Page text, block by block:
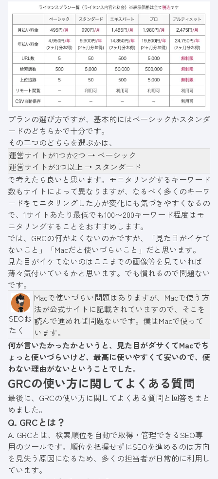
プランの選び方ですが、基本的にはベーシックかスタンダ
ードのどちらかで十分です。
その二つのどちらを選ぶかは、
運営サイトが1つか2つ → ベーシック
運営サイトが3つ以上 → スタンダード
で考えたら良いと思います。モニタリングするキーワード
数もサイトによって異なりますが、なるべく多くのキーワ
ードをモニタリングした方が変化にも気づきやすくなるの
で、1サイトあたり最低でも100〜200キーワード程度はモ
ニタリングすることをおすすめします。
では、GRCの何がよくないのかですが、「見た目がイケて
ないこと」「Macだと使いづらいこと」だと思います。
見た目がイケてないのはここまでの画像等を見ていれば
薄々気付いているかと思います。でも慣れるので問題ない
です。
SEOお
たく
Macで使いづらい問題はありますが、Macで使う方
法が公式サイトに記載されていますので、そこを
読んで進めれば問題ないです。僕はMacで使って
います。
何が言いたかったかというと、見た目がダサくてMacでち
ょっと使いづらいけど、最高に使いやすくて安いので、使
わない理由がないということでした。
GRCの使い方に関してよくある質問
最後に、GRCの使い方に関してよくある質問と回答をまと
めました。
Q. GRCとは？
A. GRCとは、検索順位を自動で取得・管理できるSEO専
用のツールです。順位を把握せずにSEOを進めるのは方向
を見失う原因になるため、多くの担当者が日常的に利用し
ています。